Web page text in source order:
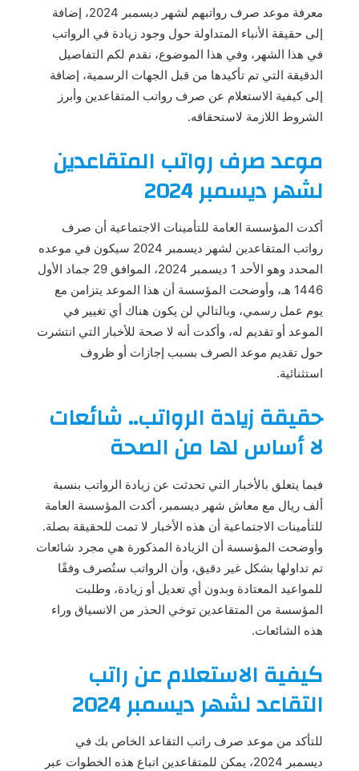
معرفة موعد صرف رواتبهم لشهر ديسمبر 2024، إضافة
إلى حقيقة الأنباء المتداولة حول وجود زيادة في الرواتب
في هذا الشهر، وفي هذا الموضوع، نقدم لكم التفاصيل
الدقيقة التي تم تأكيدها من قبل الجهات الرسمية، إضافة
إلى كيفية الاستعلام عن صرف رواتب المتقاعدين وأبرز
الشروط اللازمة لاستحقاقه.
موعد صرف رواتب المتقاعدين
لشهر ديسمبر 2024
أكدت المؤسسة العامة للتأمينات الاجتماعية أن صرف
رواتب المتقاعدين لشهر ديسمبر 2024 سيكون في موعده
المحدد وهو الأحد 1 ديسمبر 2024، الموافق 29 جماد الأول
1446 هـ، وأوضحت المؤسسة أن هذا الموعد يتزامن مع
يوم عمل رسمي، وبالتالي لن يكون هناك أي تغيير في
الموعد أو تقديم له، وأكدت أنه لا صحة للأخبار التي انتشرت
حول تقديم موعد الصرف بسبب إجازات أو ظروف
استثنائية​​​​.
حقيقة زيادة الرواتب.. شائعات
لا أساس لها من الصحة
فيما يتعلق بالأخبار التي تحدثت عن زيادة الرواتب بنسبة
ألف ريال مع معاش شهر ديسمبر، أكدت المؤسسة العامة
للتأمينات الاجتماعية أن هذه الأخبار لا تمت للحقيقة بصلة.
وأوضحت المؤسسة أن الزيادة المذكورة هي مجرد شائعات
تم تداولها بشكل غير دقيق، وأن الرواتب ستُصرف وفقًا
للمواعيد المعتادة وبدون أي تعديل أو زيادة، وطلبت
المؤسسة من المتقاعدين توخي الحذر من الانسياق وراء
هذه الشائعات​​​​.
كيفية الاستعلام عن راتب
التقاعد لشهر ديسمبر 2024
للتأكد من موعد صرف راتب التقاعد الخاص بك في
ديسمبر 2024، يمكن للمتقاعدين اتباع هذه الخطوات عبر